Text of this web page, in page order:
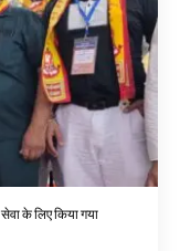
के लिए किया गया